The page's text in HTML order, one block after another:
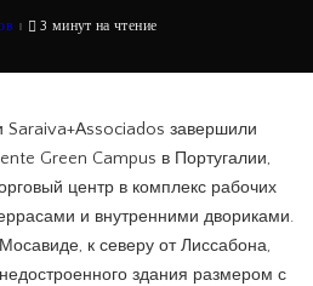
3 минут на чтение
Saraiva+Associados завершили
Green Campus в Португалии,
центр в комплекс рабочих
и внутренними двориками.
к северу от Лиссабона,
здания размером с